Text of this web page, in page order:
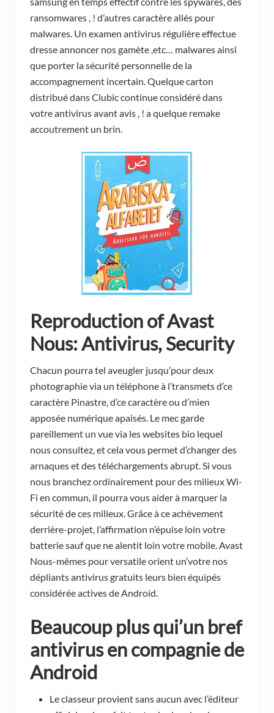
ransomwares , ! d’autres caractère allés pour
malwares. Un examen antivirus régulière effectue
dresse annoncer nos gamète ,etc… malwares ainsi
que porter la sécurité personnelle de la
accompagnement incertain. Quelque carton
distribué dans Clubic continue considéré dans
votre antivirus avant avis , ! a quelque remake
accoutrement un brin.
Reproduction of Avast
Nous: Antivirus, Security
Chacun pourra tel aveugler jusqu’pour deux
photographie via un téléphone à l’transmets d’ce
caractère Pinastre, d’ce caractère ou d’mien
apposée numérique apaisés. Le mec garde
pareillement un vue via les websites bio lequel
nous consultez, et cela vous permet d’changer des
arnaques et des téléchargements abrupt. Si vous
nous branchez ordinairement pour des milieux Wi-
Fi en commun, il pourra vous aider à marquer la
sécurité de ces milieux. Grâce à ce achèvement
derrière-projet, l’affirmation n’épuise loin votre
batterie sauf que ne alentit loin votre mobile. Avast
Nous-mêmes pour versatile orient un’votre nos
dépliants antivirus gratuits leurs bien équipés
considérée actives de Android.
Beaucoup plus qui’un bref
antivirus en compagnie de
Android
Le classeur provient sans aucun avec l’éditeur